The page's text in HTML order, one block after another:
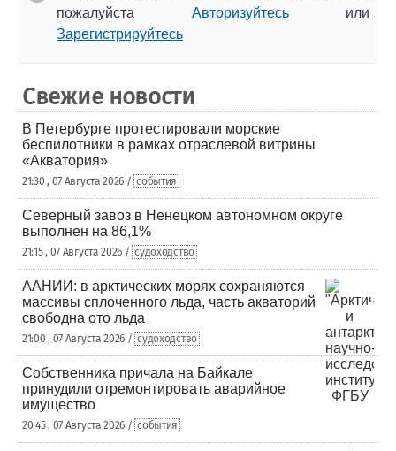
пожалуйста Авторизуйтесьили
Зарегистрируйтесь
Свежие новости
В Петербурге протестировали морские
беспилотники в рамках отраслевой витрины
«Акватория»
21:30 , 07 Августа 2026 / события
Северный завоз в Ненецком автономном округе
выполнен на 86,1%
21:15 , 07 Августа 2026 / судоходство
ААНИИ: в арктических морях сохраняются
массивы сплоченного льда, часть акваторий
свободна ото льда
21:00 , 07 Августа 2026 / судоходство
Собственника причала на Байкале
принудили отремонтировать аварийное
имущество
20:45 , 07 Августа 2026 / события